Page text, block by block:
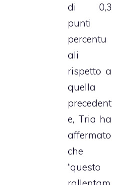
di 0,3
punti
percentu
ali
rispetto a
quella
precedent
e, Tria ha
affermato
che
“questo